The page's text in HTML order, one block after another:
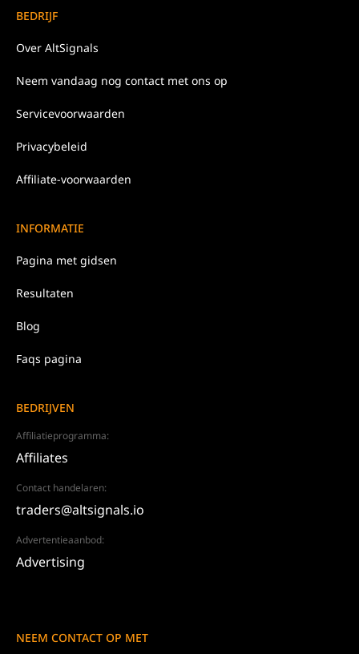
BEDRIJF
Over AltSignals
Neem vandaag nog contact met ons op
Servicevoorwaarden
Privacybeleid
Affiliate-voorwaarden
INFORMATIE
Pagina met gidsen
Resultaten
Blog
Faqs pagina
BEDRIJVEN
Affiliatieprogramma:
Affiliates
Contact handelaren:
traders@altsignals.io
Advertentieaanbod:
Advertising
NEEM CONTACT OP MET